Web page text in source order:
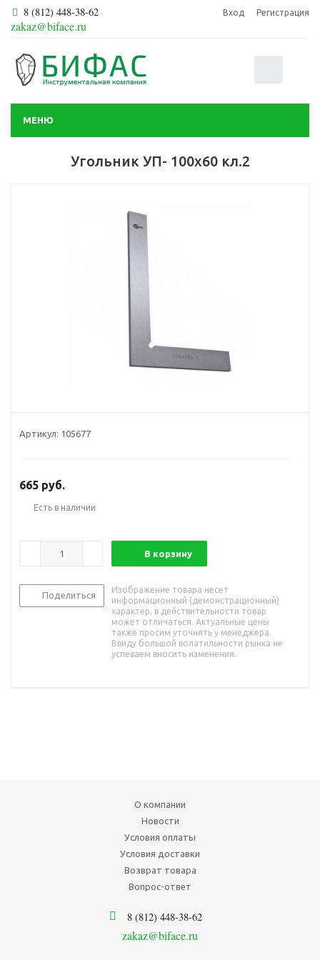
8 (812) 448-38-62
zakaz@biface.ru
Вход Регистрация
МЕНЮ
Угольник УП- 100х60 кл.2
Артикул: 105677
665 руб.
Есть в наличии
В корзину
Поделиться
Изображение товара несет
информационный (демонстрационный)
характер, в действительности товар
может отличаться. Актуальные цены
также просим уточнять у менеджера.
Ввиду большой волатильности рынка не
успеваем вносить изменения.
О компании
Новости
Условия оплаты
Условия доставки
Возврат товара
Вопрос-ответ
8 (812) 448-38-62
zakaz@biface.ru